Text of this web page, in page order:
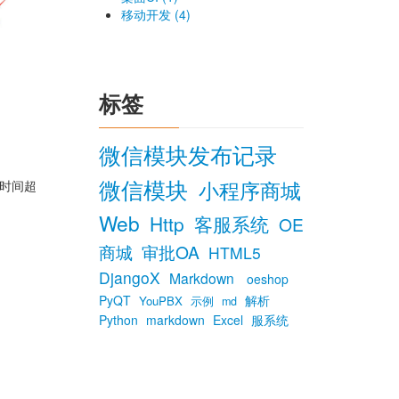
间超
移动开发 (4)
标签
微信模块发布记录
微信模块 小程序商城
Web Http 客服系统 OE
商城 审批OA HTML5
DjangoX Markdown
oeshop
PyQT YouPBX 示例 md 解析
Python markdown Excel 服系统